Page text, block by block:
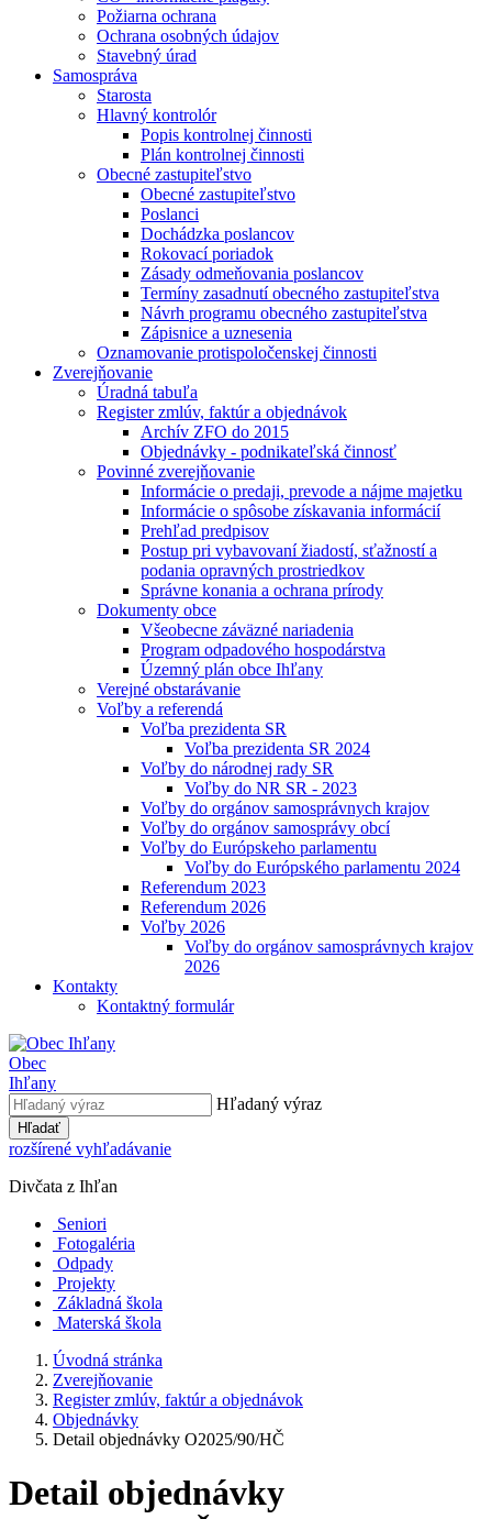
Požiarna ochrana
Ochrana osobných údajov
Stavebný úrad
Samospráva
Starosta
Hlavný kontrolór
Popis kontrolnej činnosti
Plán kontrolnej činnosti
Obecné zastupiteľstvo
Obecné zastupiteľstvo
Poslanci
Dochádzka poslancov
Rokovací poriadok
Zásady odmeňovania poslancov
Termíny zasadnutí obecného zastupiteľstva
Návrh programu obecného zastupiteľstva
Zápisnice a uznesenia
Oznamovanie protispoločenskej činnosti
Zverejňovanie
Úradná tabuľa
Register zmlúv, faktúr a objednávok
Archív ZFO do 2015
Objednávky - podnikateľská činnosť
Povinné zverejňovanie
Informácie o predaji, prevode a nájme majetku
Informácie o spôsobe získavania informácií
Prehľad predpisov
Postup pri vybavovaní žiadostí, sťažností a
podania opravných prostriedkov
Správne konania a ochrana prírody
Dokumenty obce
Všeobecne záväzné nariadenia
Program odpadového hospodárstva
Územný plán obce Ihľany
Verejné obstarávanie
Voľby a referendá
Voľba prezidenta SR
Voľba prezidenta SR 2024
Voľby do národnej rady SR
Voľby do NR SR - 2023
Voľby do orgánov samosprávnych krajov
Voľby do orgánov samosprávy obcí
Voľby do Európskeho parlamentu
Voľby do Európského parlamentu 2024
Referendum 2023
Referendum 2026
Voľby 2026
Voľby do orgánov samosprávnych krajov
2026
Kontakty
Kontaktný formulár
Obec
Ihľany
Hľadaný výraz
Hľadať
rozšírené vyhľadávanie
Divčata z Ihľan
Seniori
Fotogaléria
Odpady
Projekty
Základná škola
Materská škola
Úvodná stránka
Zverejňovanie
Register zmlúv, faktúr a objednávok
Objednávky
Detail objednávky O2025/90/HČ
Detail objednávky